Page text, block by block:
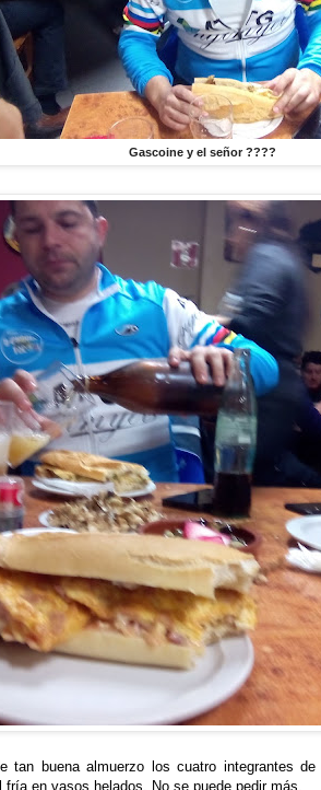
Gascoine y el señor ????
tan buena almuerzo los cuatro integrantes
en vasos helados. No se puede pedir más.